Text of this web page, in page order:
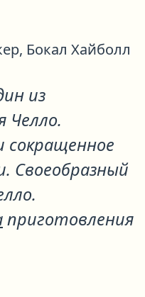
Бокал Хайболл
из
Челло.
сокращенное
Своеобразный
приготовления